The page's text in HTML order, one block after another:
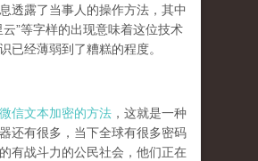
透露了当事人的操作方法，其中
云”等字样的出现意味着这位技术
已经薄弱到了糟糕的程度。
信文本加密的方法 ，这就是一种
还有很多，当下全球有很多密码
有战斗力的公民社会，他们正在